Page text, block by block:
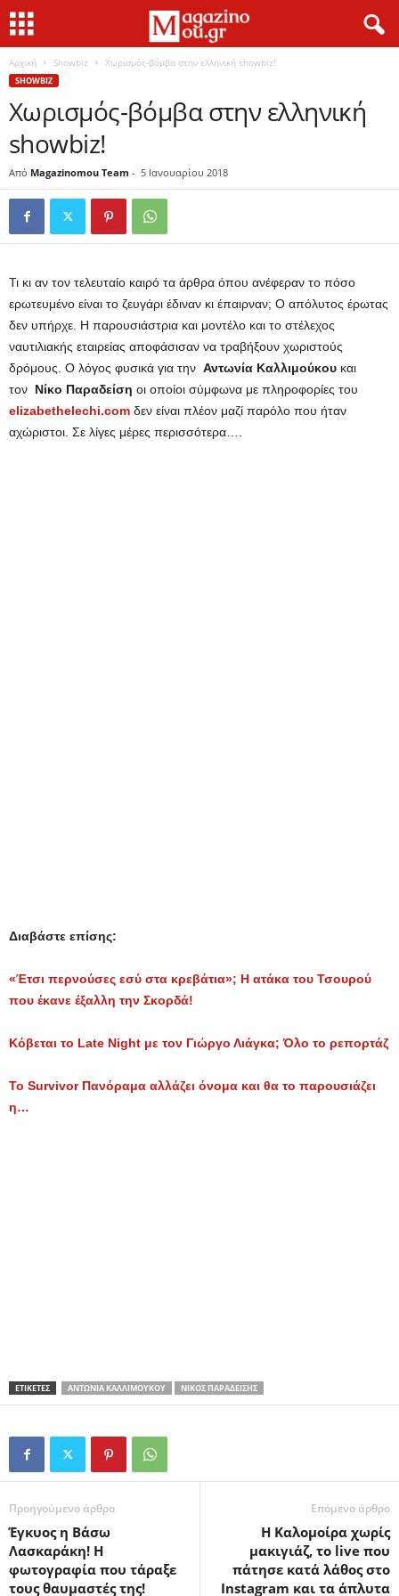
Αρχική Showbiz Χωρισμός-βόμβα στην ελληνική showbiz!
SHOWBIZ
Χωρισμός-βόμβα στην ελληνική
showbiz!
Από Magazinomou Team - 5 Ιανουαρίου 2018
Τι κι αν τον τελευταίο καιρό τα άρθρα όπου ανέφεραν το πόσο
ερωτευμένο είναι το ζευγάρι έδιναν κι έπαιρναν; Ο απόλυτος έρωτας
δεν υπήρχε. Η παρουσιάστρια και μοντέλο και το στέλεχος
ναυτιλιακής εταιρείας αποφάσισαν να τραβήξουν χωριστούς
δρόμους. Ο λόγος φυσικά για την Αντωνία Καλλιμούκου και
τον Νίκο Παραδείση οι οποίοι σύμφωνα με πληροφορίες του
elizabethelechi.com δεν είναι πλέον μαζί παρόλο που ήταν
αχώριστοι. Σε λίγες μέρες περισσότερα….
Διαβάστε επίσης:
«Έτσι περνούσες εσύ στα κρεβάτια»; Η ατάκα του Τσουρού
που έκανε έξαλλη την Σκορδά!
Κόβεται το Late Night με τον Γιώργο Λιάγκα; Όλο το ρεπορτάζ
Το Survivor Πανόραμα αλλάζει όνομα και θα το παρουσιάζει
η…
ΕΤΙΚΕΤΕΣ ΑΝΤΩΝΊΑ ΚΑΛΛΙΜΟΎΚΟΥ ΝΊΚΟΣ ΠΑΡΑΔΕΊΣΗΣ
Προηγούμενο άρθρο
Έγκυος η Βάσω
Λασκαράκη! Η
φωτογραφία που τάραξε
τους θαυμαστές της!
Επόμενο άρθρο
Η Καλομοίρα χωρίς
μακιγιάζ, το live που
πάτησε κατά λάθος στο
Instagram και τα άπλυτα